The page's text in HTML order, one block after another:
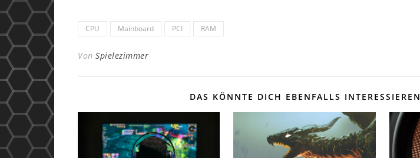
CPU Mainboard PCI RAM
Von Spielezimmer
DAS KÖNNTE DICH EBENFALLS INTERESSIEREN